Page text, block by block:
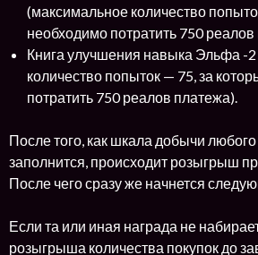
(максимальное количество
необходимо потратить 750
Книга улучшения навыка Эльфа -
количество попыток — 75, за
потратить 750 реалов платежа).
После того, как шкала добычи
заполнится, происходит розыгрыш
После чего сразу же начнется
Если та или иная награда не
розыгрыша количества покупок до